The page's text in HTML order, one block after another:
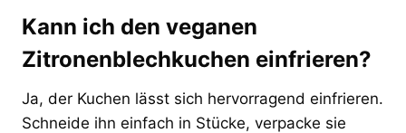
Kann ich den veganen
Zitronenblechkuchen einfrieren?
Ja, der Kuchen lässt sich hervorragend einfrieren.
Schneide ihn einfach in Stücke, verpacke sie